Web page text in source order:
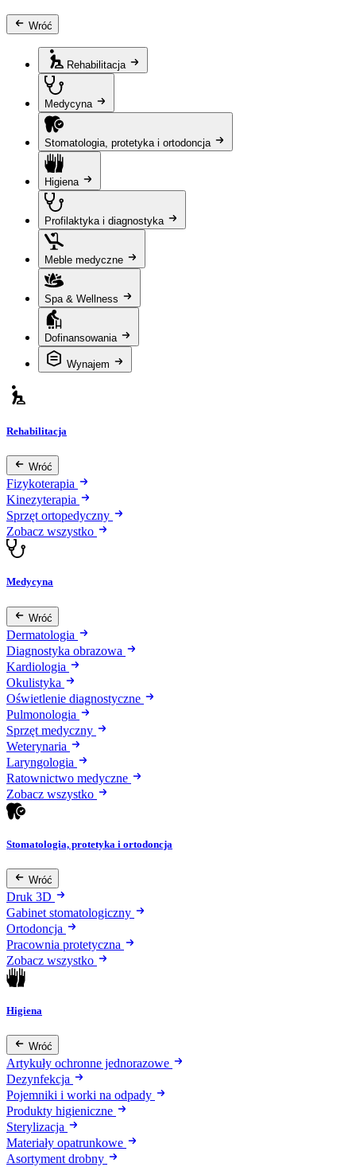
Wróć
Rehabilitacja
Medycyna
Stomatologia, protetyka i ortodoncja
Higiena
Profilaktyka i diagnostyka
Meble medyczne
Spa & Wellness
Dofinansowania
Wynajem
Rehabilitacja
Wróć
Fizykoterapia
Kinezyterapia
Sprzęt ortopedyczny
Zobacz wszystko
Medycyna
Wróć
Dermatologia
Diagnostyka obrazowa
Kardiologia
Okulistyka
Oświetlenie diagnostyczne
Pulmonologia
Sprzęt medyczny
Weterynaria
Laryngologia
Ratownictwo medyczne
Zobacz wszystko
Stomatologia, protetyka i ortodoncja
Wróć
Druk 3D
Gabinet stomatologiczny
Ortodoncja
Pracownia protetyczna
Zobacz wszystko
Higiena
Wróć
Artykuły ochronne jednorazowe
Dezynfekcja
Pojemniki i worki na odpady
Produkty higieniczne
Sterylizacja
Materiały opatrunkowe
Asortyment drobny